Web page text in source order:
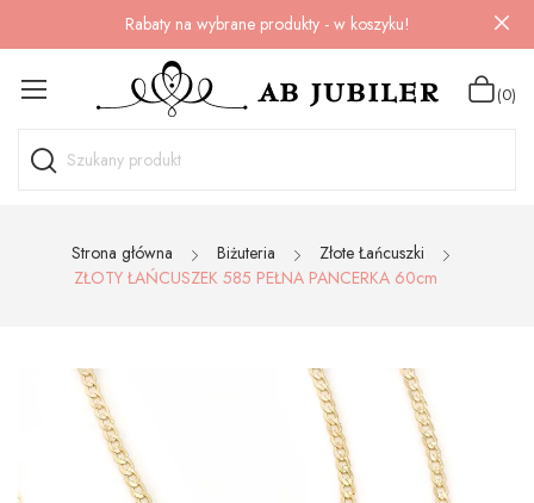
Rabaty na wybrane produkty - w koszyku!
(0)
Strona główna Biżuteria
Złote Łańcuszki
ZŁOTY ŁAŃCUSZEK 585 PEŁNA PANCERKA 60cm